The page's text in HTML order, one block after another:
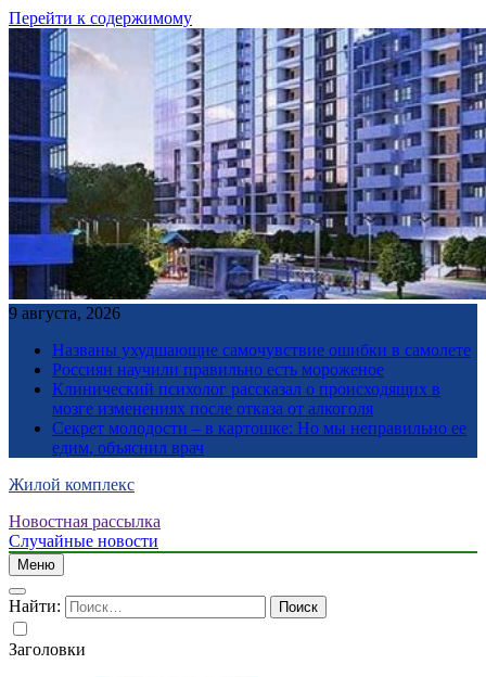
Перейти к содержимому
9 августа, 2026
Названы ухудшающие самочувствие ошибки в самолете
Россиян научили правильно есть мороженое
Клинический психолог рассказал о происходящих в
мозге изменениях после отказа от алкоголя
Секрет молодости – в картошке: Но мы неправильно ее
едим, объяснил врач
Жилой комплекс
Новостная рассылка
Случайные новости
Меню
Найти:
Заголовки